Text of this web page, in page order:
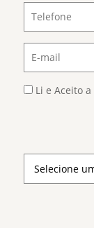
Li e Aceito a